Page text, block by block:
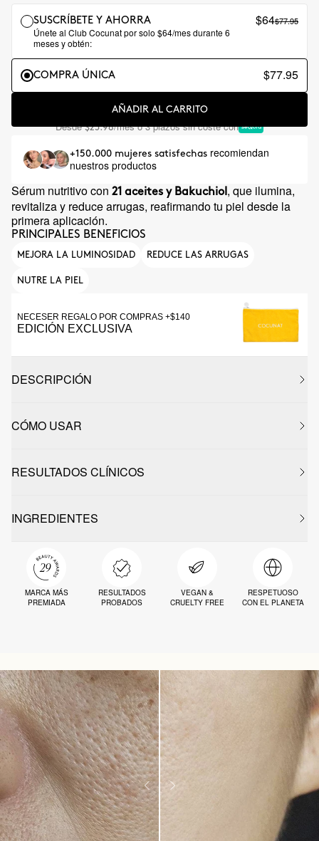
SUSCRÍBETE Y AHORRA
Únete al Club Cocunat por solo $64/mes durante 6
meses y obtén:
$64$77.95
COMPRA ÚNICA $77.95
AÑADIR AL CARRITO
Desde$25.98/mes o 3 plazos sin coste con
+150.000 mujeres satisfechas recomiendan
nuestros productos
Sérum nutritivo con 21 aceites y Bakuchiol , que ilumina,
revitaliza y reduce arrugas, reafirmando tu piel desde la
primera aplicación.
PRINCIPALES BENEFICIOS
MEJORA LA LUMINOSIDAD REDUCE LAS ARRUGAS
NUTRE LA PIEL
NECESER REGALO POR COMPRAS +$140
EDICIÓN EXCLUSIVA
DESCRIPCIÓN
CÓMO USAR
RESULTADOS CLÍNICOS
INGREDIENTES
MARCA MÁS
PREMIADA
RESULTADOS
PROBADOS
VEGAN &
CRUELTY FREE
RESPETUOSO
CON EL PLANETA